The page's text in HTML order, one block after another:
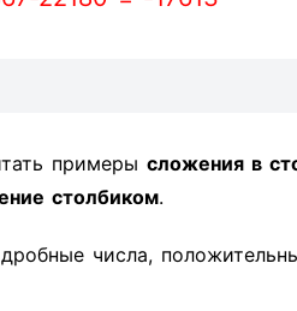
примеры сложения в
столбиком.
числа,